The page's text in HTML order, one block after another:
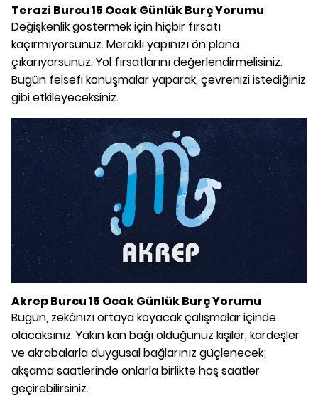
Terazi Burcu 15 Ocak Günlük Burç Yorumu
Değişkenlik göstermek için hiçbir fırsatı
kaçırmıyorsunuz. Meraklı yapınızı ön plana
çıkarıyorsunuz. Yol fırsatlarını değerlendirmelisiniz.
Bugün felsefi konuşmalar yaparak, çevrenizi istediğiniz
gibi etkileyeceksiniz.
Akrep Burcu 15 Ocak Günlük Burç Yorumu
Bugün, zekânızı ortaya koyacak çalışmalar içinde
olacaksınız. Yakın kan bağı olduğunuz kişiler, kardeşler
ve akrabalarla duygusal bağlarınız güçlenecek;
akşama saatlerinde onlarla birlikte hoş saatler
geçirebilirsiniz.